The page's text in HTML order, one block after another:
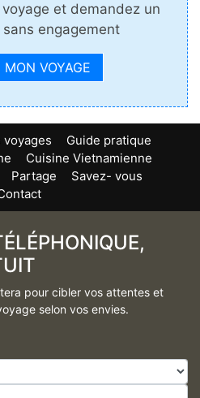
et demandez un
engagement
MON VOYAGE
voyages
Guide pratique
Cuisine Vietnamienne
Partage
Savez- vous
pour cibler vos attentes et
selon vos envies.